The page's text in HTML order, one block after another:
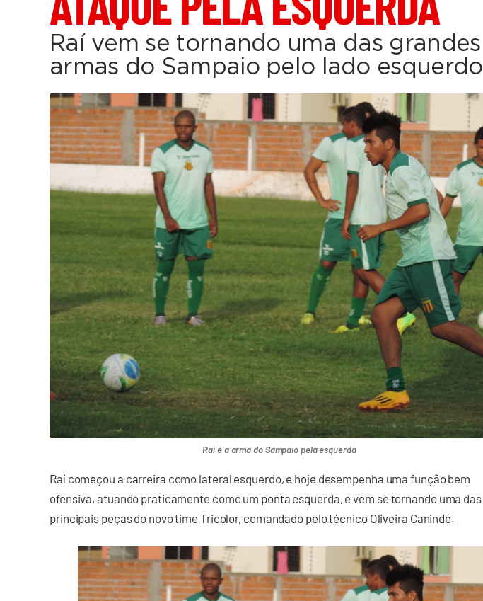
Raí vem se tornando uma das grandes
armas do Sampaio pelo lado esquerdo
Raí é a arma do Sampaio pela esquerda
Raí começou a carreira como lateral esquerdo, e hoje desempenha uma função bem
ofensiva, atuando praticamente como um ponta esquerda, e vem se tornando uma das
principais peças do novo time Tricolor, comandado pelo técnico Oliveira Canindé.